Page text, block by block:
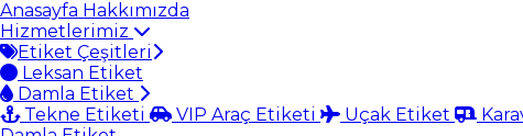
Anasayfa Hakkımızda
Hizmetlerimiz
Etiket Çeşitleri
Leksan Etiket
Damla Etiket
Tekne Etiketi
VIP Araç Etiketi Uçak Etiket